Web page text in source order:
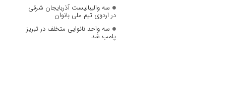
سه والیبالیست آذربایجان‌ شرقی
در اردوی تیم ملی بانوان
سه واحد نانوایی متخلف در تبریز
پلمب شد